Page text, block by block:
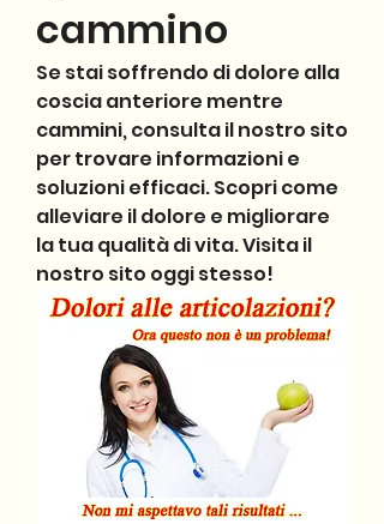
cammino
Se stai soffrendo di dolore alla
coscia anteriore mentre
cammini, consulta il nostro sito
per trovare informazioni e
soluzioni efficaci. Scopri come
alleviare il dolore e migliorare
la tua qualità di vita. Visita il
nostro sito oggi stesso!